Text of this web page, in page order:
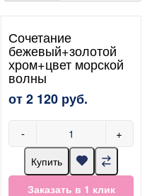
Сочетание
бежевый+золотой
хром+цвет морской
волны
от 2 120 руб.
- +
Купить
Заказать в 1 клик